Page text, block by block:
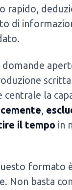
rapido,
di
centrale la
,
il tempo in
formato
Non basta